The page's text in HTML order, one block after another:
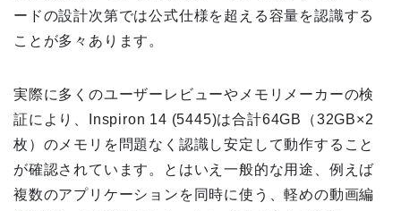
ードの設計次第では公式仕様を超える容量を認識する
ことが多々あります。
実際に多くのユーザーレビューやメモリメーカーの検
証により、Inspiron 14 (5445)は合計64GB（32GB×2
枚）のメモリを問題なく認識し安定して動作すること
が確認されています。とはいえ一般的な用途、例えば
複数のアプリケーションを同時に使う、軽めの動画編